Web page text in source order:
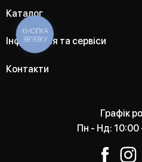
Каталог
Інформація та сервіси
Контакти
Графік
Пн - Нд: 10:00
КНОПКА
ЗВ'ЯЗКУ